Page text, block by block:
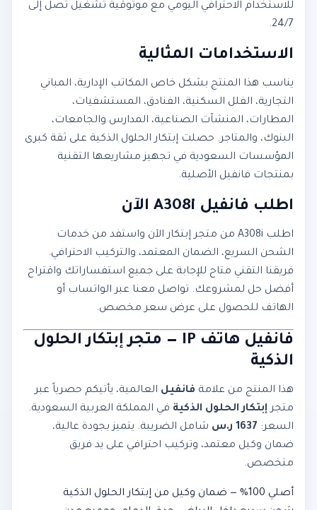
للاستخدام الاحترافي اليومي مع موثوقية تشغيل تصل إلى
24/7.
الاستخدامات المثالية
يناسب هذا المنتج بشكل خاص المكاتب الإدارية، المباني
التجارية، الفلل السكنية، الفنادق، المستشفيات،
المطارات، المنشآت الصناعية، المدارس والجامعات،
البنوك، والمتاجر. حصلت إبتكار الحلول الذكية على ثقة كبرى
المؤسسات السعودية في تجهيز مشاريعها التقنية
بمنتجات فانفيل الأصلية.
اطلب فانفيل A308i الآن
اطلب A308i من متجر إبتكار الآن واستفد من خدمات
الشحن السريع، الضمان المعتمد، والتركيب الاحترافي.
فريقنا التقني متاح للإجابة على جميع استفساراتك واقتراح
أفضل حل لمشروعك. تواصل معنا عبر الواتساب أو
الهاتف للحصول على عرض سعر مخصص.
فانفيل هاتف IP — متجر إبتكار الحلول
الذكية
هذا المنتج من علامة فانفيل العالمية، يأتيكم حصرياً عبر
متجرإبتكار الحلول الذكية في المملكة العربية السعودية.
السعر: 1637 ر.س
شامل الضريبة. يتميز بجودة عالية،
ضمان وكيل معتمد، وتركيب احترافي على يد فريق
متخصص.
أصلي 100% — ضمان وكيل من إبتكار الحلول الذكية